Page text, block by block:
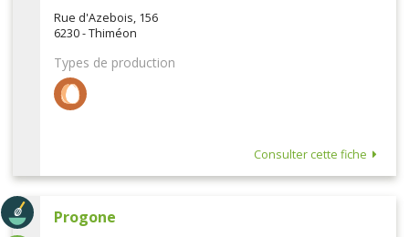
Rue d'Azebois, 156
6230 - Thiméon
Types de production
Consulter cette fiche
Progone